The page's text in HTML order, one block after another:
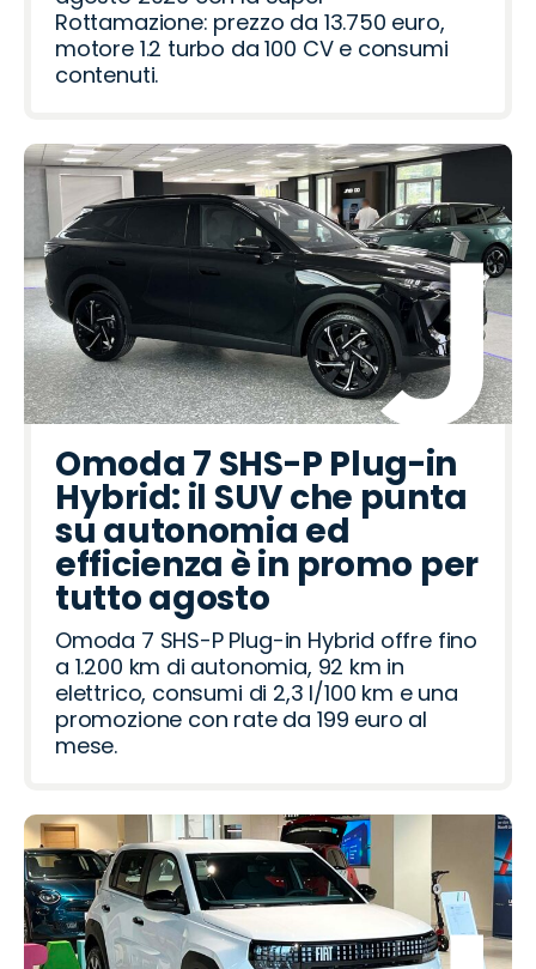
o
r
Rottamazione: prezzo da 13.750 euro,
motore 1.2 turbo da 100 CV e consumi
contenuti.
Omoda 7 SHS-P Plug-in
Hybrid: il SUV che punta
su autonomia ed
efficienza è in promo per
tutto agosto
Omoda 7 SHS-P Plug-in Hybrid offre fino
a 1.200 km di autonomia, 92 km in
elettrico, consumi di 2,3 l/100 km e una
promozione con rate da 199 euro al
mese.